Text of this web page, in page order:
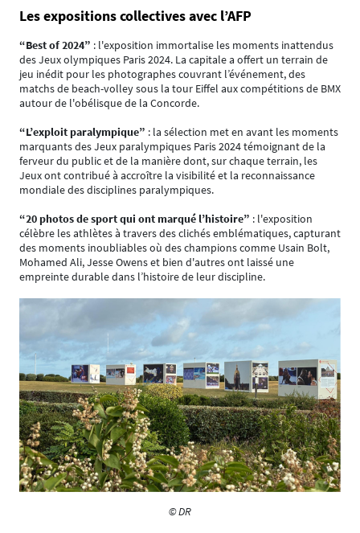
Les expositions collectives avec l’AFP
“Best of 2024” : l'exposition immortalise les moments inattendus
des Jeux olympiques Paris 2024. La capitale a offert un terrain de
jeu inédit pour les photographes couvrant l’événement, des
matchs de beach-volley sous la tour Eiffel aux compétitions de BMX
autour de l'obélisque de la Concorde.
“L’exploit paralympique” : la sélection met en avant les moments
marquants des Jeux paralympiques Paris 2024 témoignant de la
ferveur du public et de la manière dont, sur chaque terrain, les
Jeux ont contribué à accroître la visibilité et la reconnaissance
mondiale des disciplines paralympiques.
“20 photos de sport qui ont marqué l’histoire” : l'exposition
célèbre les athlètes à travers des clichés emblématiques, capturant
des moments inoubliables où des champions comme Usain Bolt,
Mohamed Ali, Jesse Owens et bien d'autres ont laissé une
empreinte durable dans l’histoire de leur discipline.
© DR